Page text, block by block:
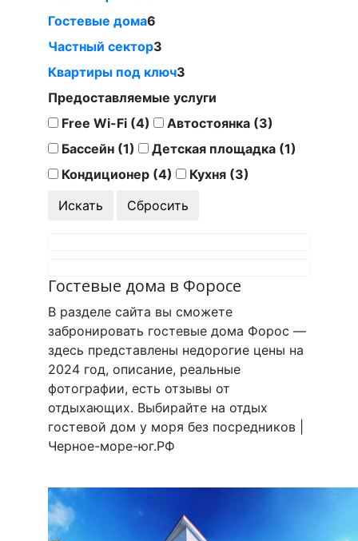
Гостевые дома6
Частный сектор3
Квартиры под ключ3
Предоставляемые услуги
Free Wi-Fi (4)
Автостоянка (3)
Бассейн (1)
Детская площадка (1)
Кондиционер (4)
Кухня (3)
Гостевые дома в Форосе
В разделе сайта вы сможете
забронировать гостевые дома Форос —
здесь представлены недорогие цены на
2024 год, описание, реальные
фотографии, есть отзывы от
отдыхающих. Выбирайте на отдых
гостевой дом у моря без посредников |
Черное-море-юг.РФ